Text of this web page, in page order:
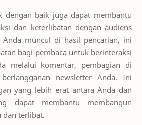
dengan baik juga dapat membantu
dan keterlibatan dengan audiens
Anda muncul di hasil pencarian, ini
bagi pembaca untuk berinteraksi
melalui komentar, pembagian di
newsletter Anda. Ini
yang lebih erat antara Anda dan
dapat membantu membangun
dan terlibat.